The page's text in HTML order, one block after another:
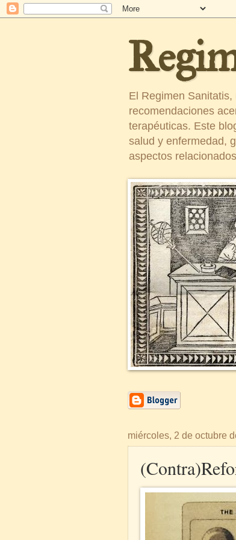
El Regimen
recomendaciones
terapéuticas. Este
salud y enfermedad,
aspectos
miércoles, 2 de octubre